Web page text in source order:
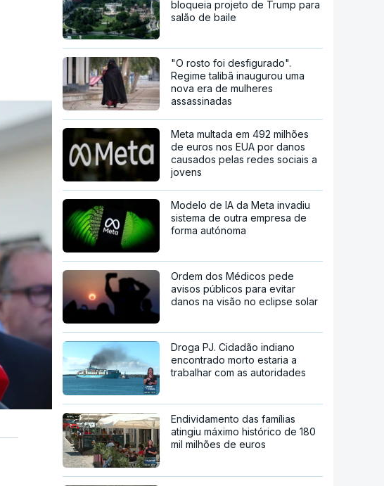
bloqueia projeto de Trump para
salão de baile
"O rosto foi desfigurado".
Regime talibã inaugurou uma
nova era de mulheres
assassinadas
Meta multada em 492 milhões
de euros nos EUA por danos
causados pelas redes sociais a
jovens
Modelo de IA da Meta invadiu
sistema de outra empresa de
forma autónoma
Ordem dos Médicos pede
avisos públicos para evitar
danos na visão no eclipse solar
Droga PJ. Cidadão indiano
encontrado morto estaria a
trabalhar com as autoridades
Endividamento das famílias
atingiu máximo histórico de 180
mil milhões de euros